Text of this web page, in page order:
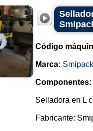
Código
Marca: Smipack
Componentes:
Selladora en L
Fabricante: